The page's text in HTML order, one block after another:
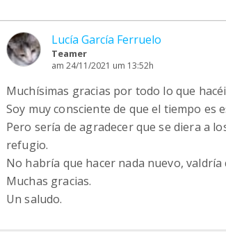
Lucía García Ferruelo
Teamer
am 24/11/2021 um 13:52h
Muchísimas gracias por todo lo que
Soy muy consciente de que el tiempo es
Pero sería de agradecer que se diera a
refugio.
No habría que hacer nada nuevo,
Muchas gracias.
Un saludo.